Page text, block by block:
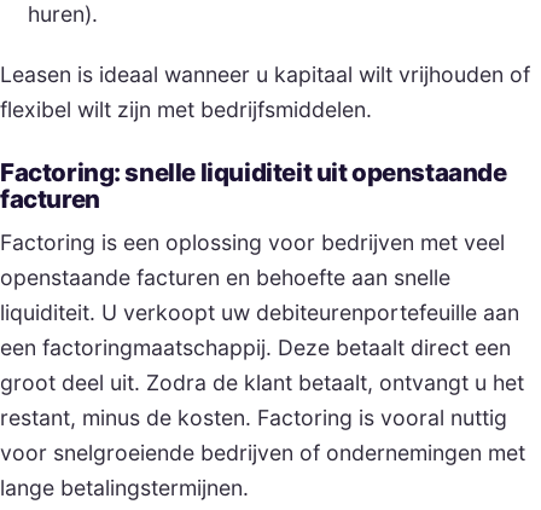
huren).
Leasen is ideaal wanneer u kapitaal wilt vrijhouden of
flexibel wilt zijn met bedrijfsmiddelen.
Factoring: snelle liquiditeit uit openstaande
facturen
Factoring is een oplossing voor bedrijven met veel
openstaande facturen en behoefte aan snelle
liquiditeit. U verkoopt uw debiteurenportefeuille aan
een factoringmaatschappij. Deze betaalt direct een
groot deel uit. Zodra de klant betaalt, ontvangt u het
restant, minus de kosten. Factoring is vooral nuttig
voor snelgroeiende bedrijven of ondernemingen met
lange betalingstermijnen.